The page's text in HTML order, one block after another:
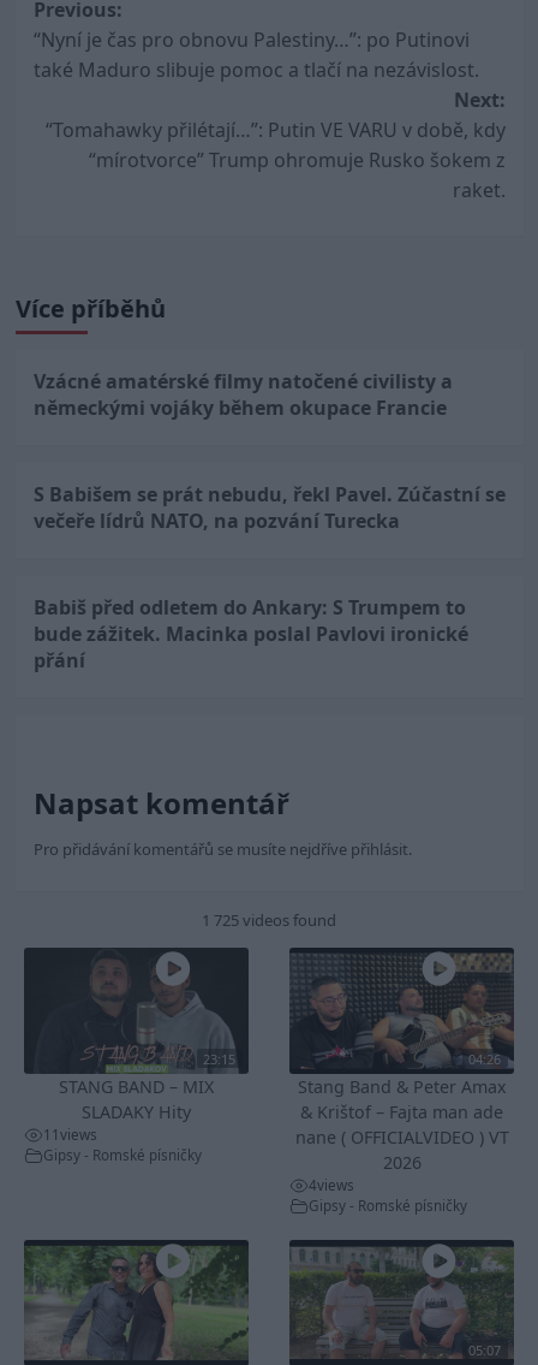
Post
navigation
Previous:
“Nyní je čas pro obnovu Palestiny…”: po Putinovi
také Maduro slibuje pomoc a tlačí na nezávislost.
Next:
“Tomahawky přilétají…”: Putin VE VARU v době, kdy
“mírotvorce” Trump ohromuje Rusko šokem z
raket.
Více příběhů
Vzácné amatérské filmy natočené civilisty a
německými vojáky během okupace Francie
S Babišem se prát nebudu, řekl Pavel. Zúčastní se
večeře lídrů NATO, na pozvání Turecka
Babiš před odletem do Ankary: S Trumpem to
bude zážitek. Macinka poslal Pavlovi ironické
přání
Napsat komentář
Pro přidávání komentářů se musíte nejdříve přihlásit.
1 725 videos found
23:15
STANG BAND – MIX
SLADAKY Hity
11views
Gipsy - Romské písničky
04:26
Stang Band & Peter Amax
& Krištof – Fajta man ade
nane ( OFFICIALVIDEO ) VT
2026
4views
Gipsy - Romské písničky
05:07